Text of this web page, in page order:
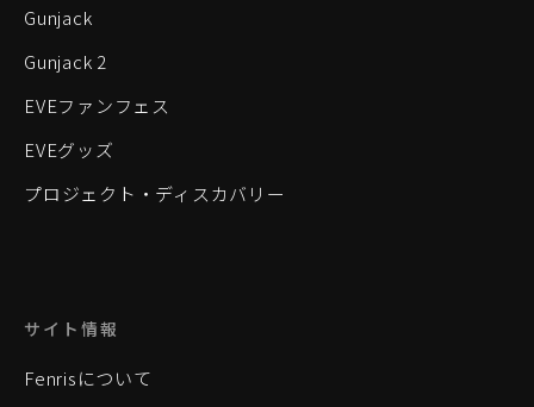
Gunjack
Gunjack 2
EVEファンフェス
EVEグッズ
プロジェクト・ディスカバリー
サイト情報
Fenrisについて